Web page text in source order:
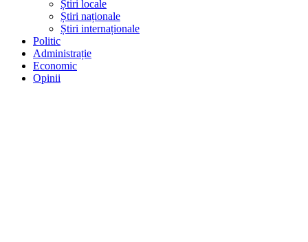
Știri locale
Știri naționale
Știri internaționale
Politic
Administrație
Economic
Opinii